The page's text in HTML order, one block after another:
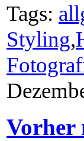
Tags:
Styling,
Vorher